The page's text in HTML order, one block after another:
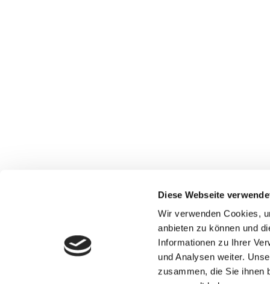
Diese Webseite
Wir verwenden Cookies,
anbieten zu können und
Informationen zu Ihrer
und Analysen weiter.
zusammen, die Sie ihnen